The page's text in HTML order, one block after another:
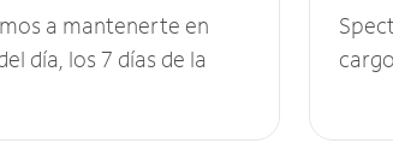
a mantenerte en
día, los 7 días de la